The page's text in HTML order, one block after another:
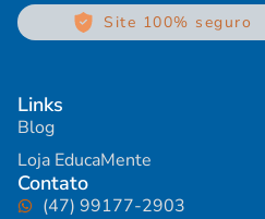
Site 100% seguro
Links
Blog
Loja EducaMente
Contato
(47) 99177-2903